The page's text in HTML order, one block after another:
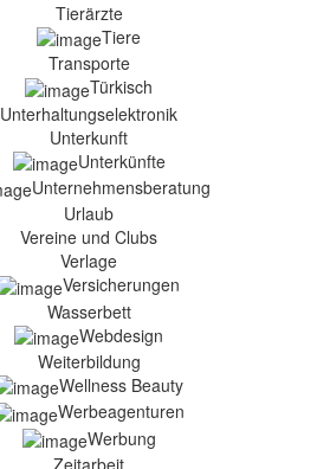
Tierärzte
Tiere
Transporte
Türkisch
Unterhaltungselektronik
Unterkunft
Unterkünfte
Unternehmensberatung
Urlaub
Vereine und Clubs
Verlage
Versicherungen
Wasserbett
Webdesign
Weiterbildung
Wellness Beauty
Werbeagenturen
Werbung